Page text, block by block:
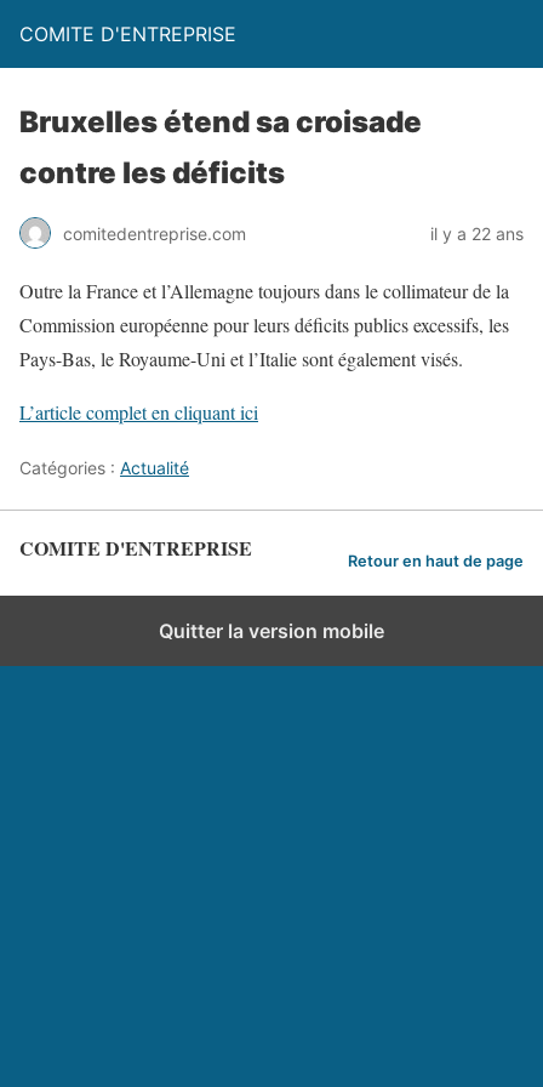
COMITE D'ENTREPRISE
Bruxelles étend sa croisade
contre les déficits
comitedentreprise.com il y a 22 ans
Outre la France et l’Allemagne toujours dans le collimateur de la
Commission européenne pour leurs déficits publics excessifs, les
Pays-Bas, le Royaume-Uni et l’Italie sont également visés.
L’article complet en cliquant ici
Catégories : Actualité
COMITE D'ENTREPRISE Retour en haut de page
Quitter la version mobile